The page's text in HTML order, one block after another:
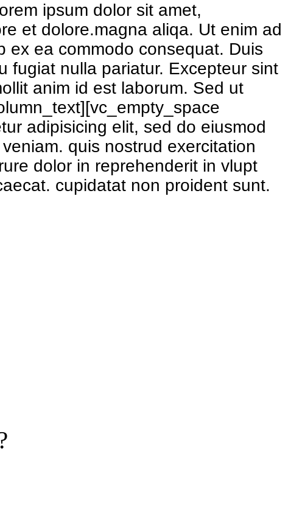
ipsum dolor sit amet,
et dolore.magna aliqa. Ut enim ad
ex ea commodo consequat. Duis
fugiat nulla pariatur. Excepteur sint
anim id est laborum. Sed ut
adipisicing elit, sed do eiusmod
quis nostrud exercitation
dolor in reprehenderit in vlupt
cupidatat non proident sunt.